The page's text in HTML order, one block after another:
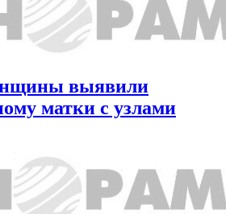
выявили
матки с узлами